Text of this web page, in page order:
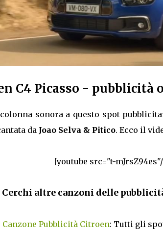
C4 Picasso - pubblicità
colonna sonora a questo spot
da Joao Selva & Pitico. Ecco il
[youtube src="t-
Cerchi altre canzoni delle
Canzone Pubblicità Citroen: Tutti gli